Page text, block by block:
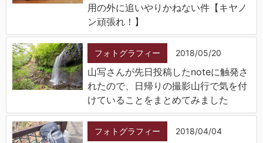
用の外に追いやりかねない件【キヤノ
ン頑張れ！】
フォトグラフィー 2018/05/20
山写さんが先日投稿したnoteに触発さ
れたので、日帰りの撮影山行で気を付
けていることをまとめてみました
フォトグラフィー 2018/04/04